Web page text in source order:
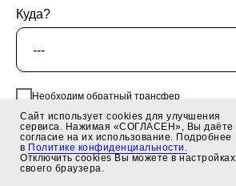
Куда?
Необходим обратный трансфер
Стоимость поездки: 0 руб.
Сайт использует cookies для улучшения
сервиса. Нажимая «СОГЛАСЕН», Вы даёте
согласие на их использование. Подробнее
в Политике конфиденциальности.
Отключить cookies Вы можете в настройках
своего браузера.